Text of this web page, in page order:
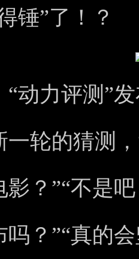
锤”了！？
“动力评测”
一轮的猜测
影？”“不是
吗？”“真的